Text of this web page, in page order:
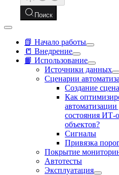
Поиск
📗 Начало работы
📒 Внедрение
📙 Использование
Источники данных
Сценарии
Создание
Как
состояния ИТ-
объектов?
Сигналы
Привязка
Покрытие
Автотесты
Эксплуатация